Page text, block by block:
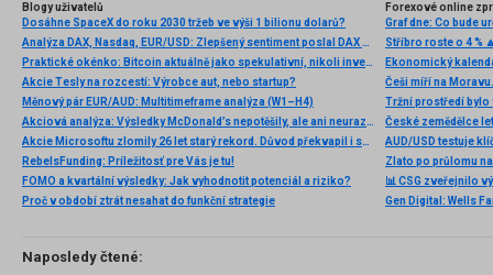
Blogy uživatelů
Dosáhne SpaceX do roku 2030 tržeb ve výši 1 bilionu dolarů?
Analýza DAX, Nasdaq, EUR/USD: Zlepšený sentiment poslal DAX na nová maxima
Praktické okénko: Bitcoin aktuálně jako spekulativní, nikoli investiční aktivum
Akcie Tesly na rozcestí: Výrobce aut, nebo startup?
Měnový pár EUR/AUD: Multitimeframe analýza (W1–H4)
Akciová analýza: Výsledky McDonald’s nepotěšily, ale ani neurazily. Jakou vizi společnost prezentovala?
Akcie Microsoftu zlomily 26 let starý rekord. Důvod překvapil i samotné investory
RebelsFunding: Príležitosť pre Vás je tu!
FOMO a kvartální výsledky: Jak vyhodnotit potenciál a riziko?
Proč v období ztrát nesahat do funkční strategie
Forexové online
Stříbro roste o 4 %
Ekonomický
AUD/USD testuje
Zlato po průlomu
📊 CSG zveřejnilo
Naposledy čtené: